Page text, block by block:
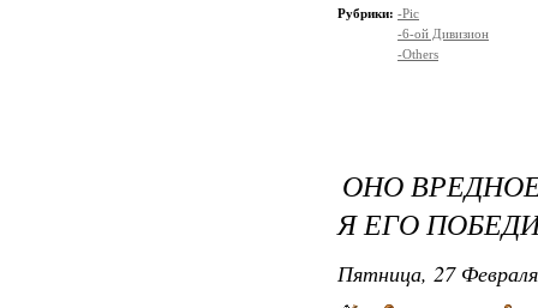
Рубрики: -Pic
-6-ой Дивизион
-Others
ОНО
Я ЕГО
Пятница, 27